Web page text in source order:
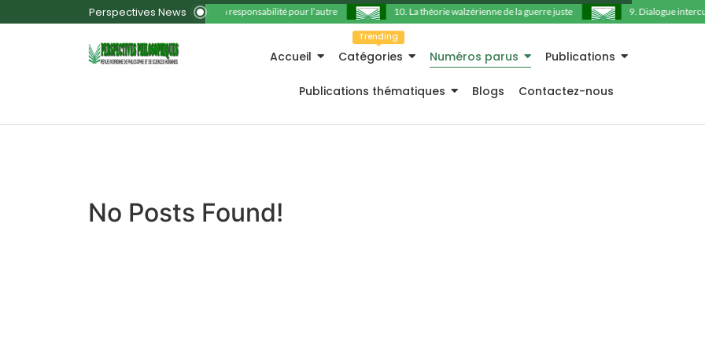
Perspectives News 11. La responsabilité pour l’autre 10. La théorie walzérienne de la guerre juste 9. Dialogue
Accueil Catégories
Trending
Numéros parus Publications
Publications thématiques Blogs Contactez-nous
No Posts Found!